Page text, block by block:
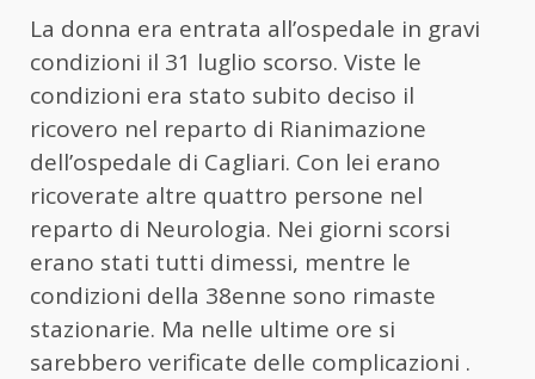
La donna era entrata all’ospedale in gravi
condizioni il 31 luglio scorso. Viste le
condizioni era stato subito deciso il
ricovero nel reparto di Rianimazione
dell’ospedale di Cagliari. Con lei erano
ricoverate altre quattro persone nel
reparto di Neurologia. Nei giorni scorsi
erano stati tutti dimessi, mentre le
condizioni della 38enne sono rimaste
stazionarie. Ma nelle ultime ore si
sarebbero verificate delle complicazioni .